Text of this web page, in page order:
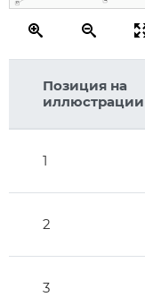
17
Позиция на
иллюстрации
1
2
3